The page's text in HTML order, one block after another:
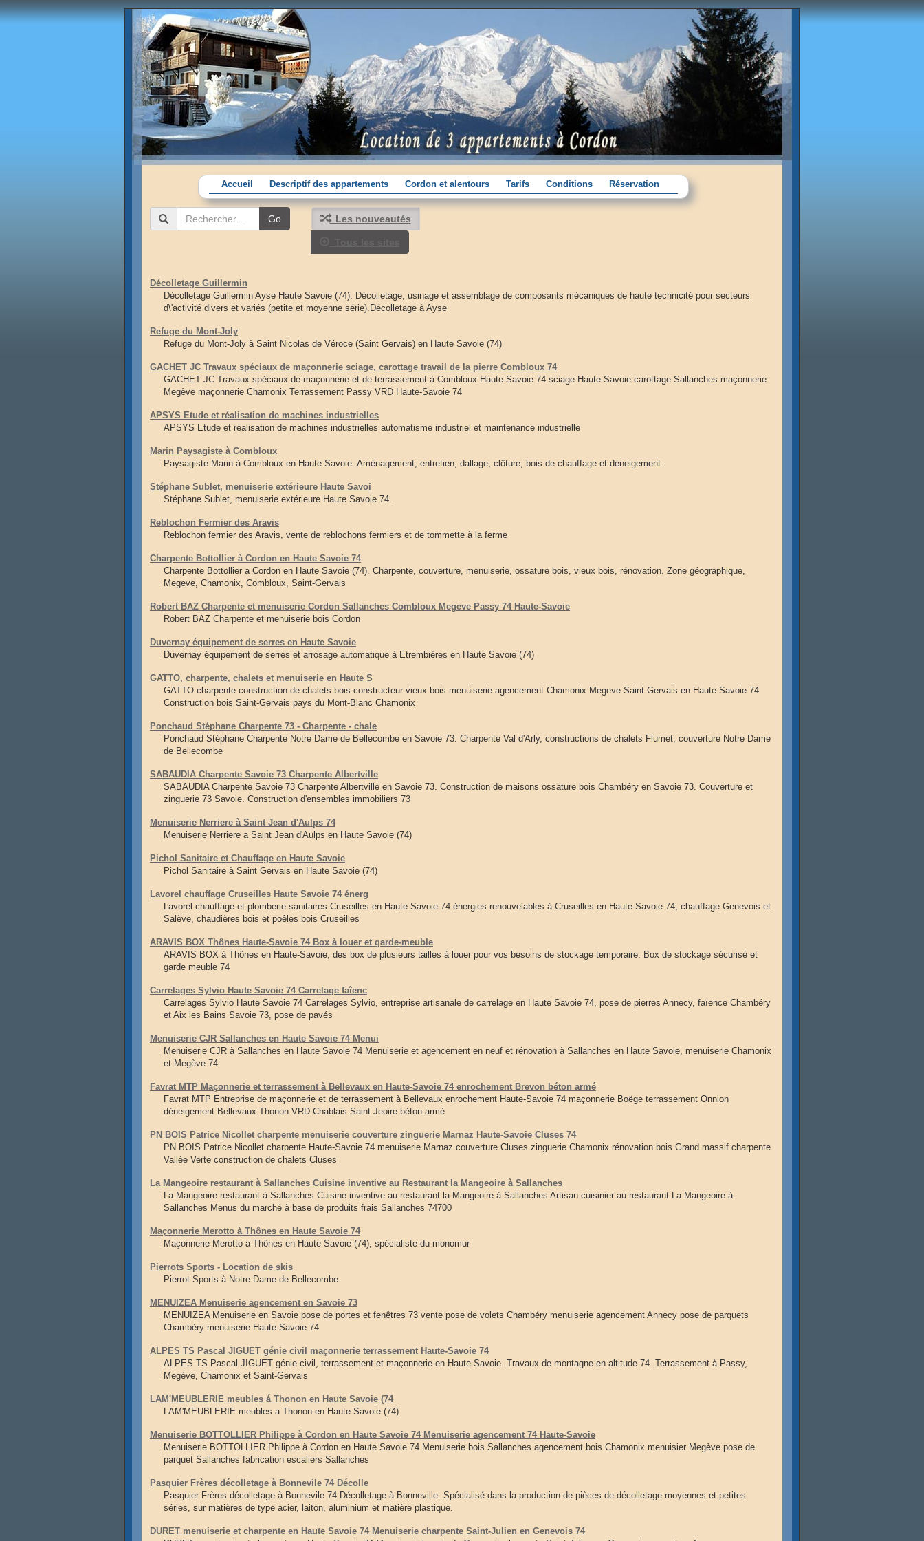
Accueil Descriptif des appartements Cordon et alentours Tarifs Conditions Réservation
Go Les nouveautés
Décolletage Guillermin
Décolletage Guillermin Ayse Haute Savoie (74). Décolletage, usinage et assemblage de composants mécaniques de haute technicité pour secteurs
d\'activité divers et variés (petite et moyenne série).Décolletage à Ayse
Refuge du Mont-Joly
Refuge du Mont-Joly à Saint Nicolas de Véroce (Saint Gervais) en Haute Savoie (74)
GACHET JC Travaux spéciaux de maçonnerie sciage, carottage travail de la pierre Combloux 74
GACHET JC Travaux spéciaux de maçonnerie et de terrassement à Combloux Haute-Savoie 74 sciage Haute-Savoie carottage Sallanches maçonnerie
Megève maçonnerie Chamonix Terrassement Passy VRD Haute-Savoie 74
APSYS Etude et réalisation de machines industrielles
APSYS Etude et réalisation de machines industrielles automatisme industriel et maintenance industrielle
Marin Paysagiste à Combloux
Paysagiste Marin à Combloux en Haute Savoie. Aménagement, entretien, dallage, clôture, bois de chauffage et déneigement.
Stéphane Sublet, menuiserie extérieure Haute Savoi
Stéphane Sublet, menuiserie extérieure Haute Savoie 74.
Reblochon Fermier des Aravis
Reblochon fermier des Aravis, vente de reblochons fermiers et de tommette à la ferme
Charpente Bottollier à Cordon en Haute Savoie 74
Charpente Bottollier a Cordon en Haute Savoie (74). Charpente, couverture, menuiserie, ossature bois, vieux bois, rénovation. Zone géographique,
Megeve, Chamonix, Combloux, Saint-Gervais
Robert BAZ Charpente et menuiserie Cordon Sallanches Combloux Megeve Passy 74 Haute-Savoie
Robert BAZ Charpente et menuiserie bois Cordon
Duvernay équipement de serres en Haute Savoie
Duvernay équipement de serres et arrosage automatique à Etrembières en Haute Savoie (74)
GATTO, charpente, chalets et menuiserie en Haute S
GATTO charpente construction de chalets bois constructeur vieux bois menuiserie agencement Chamonix Megeve Saint Gervais en Haute Savoie 74
Construction bois Saint-Gervais pays du Mont-Blanc Chamonix
Ponchaud Stéphane Charpente 73 - Charpente - chale
Ponchaud Stéphane Charpente Notre Dame de Bellecombe en Savoie 73. Charpente Val d'Arly, constructions de chalets Flumet, couverture Notre Dame
de Bellecombe
SABAUDIA Charpente Savoie 73 Charpente Albertville
SABAUDIA Charpente Savoie 73 Charpente Albertville en Savoie 73. Construction de maisons ossature bois Chambéry en Savoie 73. Couverture et
zinguerie 73 Savoie. Construction d'ensembles immobiliers 73
Menuiserie Nerriere à Saint Jean d'Aulps 74
Menuiserie Nerriere a Saint Jean d'Aulps en Haute Savoie (74)
Pichol Sanitaire et Chauffage en Haute Savoie
Pichol Sanitaire à Saint Gervais en Haute Savoie (74)
Lavorel chauffage Cruseilles Haute Savoie 74 énerg
Lavorel chauffage et plomberie sanitaires Cruseilles en Haute Savoie 74 énergies renouvelables à Cruseilles en Haute-Savoie 74, chauffage Genevois et
Salève, chaudières bois et poêles bois Cruseilles
ARAVIS BOX Thônes Haute-Savoie 74 Box à louer et garde-meuble
ARAVIS BOX à Thônes en Haute-Savoie, des box de plusieurs tailles à louer pour vos besoins de stockage temporaire. Box de stockage sécurisé et
garde meuble 74
Carrelages Sylvio Haute Savoie 74 Carrelage faîenc
Carrelages Sylvio Haute Savoie 74 Carrelages Sylvio, entreprise artisanale de carrelage en Haute Savoie 74, pose de pierres Annecy, faïence Chambéry
et Aix les Bains Savoie 73, pose de pavés
Menuiserie CJR Sallanches en Haute Savoie 74 Menui
Menuiserie CJR à Sallanches en Haute Savoie 74 Menuiserie et agencement en neuf et rénovation à Sallanches en Haute Savoie, menuiserie Chamonix
et Megève 74
Favrat MTP Maçonnerie et terrassement à Bellevaux en Haute-Savoie 74 enrochement Brevon béton armé
Favrat MTP Entreprise de maçonnerie et de terrassement à Bellevaux enrochement Haute-Savoie 74 maçonnerie Boëge terrassement Onnion
déneigement Bellevaux Thonon VRD Chablais Saint Jeoire béton armé
PN BOIS Patrice Nicollet charpente menuiserie couverture zinguerie Marnaz Haute-Savoie Cluses 74
PN BOIS Patrice Nicollet charpente Haute-Savoie 74 menuiserie Marnaz couverture Cluses zinguerie Chamonix rénovation bois Grand massif charpente
Vallée Verte construction de chalets Cluses
La Mangeoire restaurant à Sallanches Cuisine inventive au Restaurant la Mangeoire à Sallanches
La Mangeoire restaurant à Sallanches Cuisine inventive au restaurant la Mangeoire à Sallanches Artisan cuisinier au restaurant La Mangeoire à
Sallanches Menus du marché à base de produits frais Sallanches 74700
Maçonnerie Merotto à Thônes en Haute Savoie 74
Maçonnerie Merotto a Thônes en Haute Savoie (74), spécialiste du monomur
Pierrots Sports - Location de skis
Pierrot Sports à Notre Dame de Bellecombe.
MENUIZEA Menuiserie agencement en Savoie 73
MENUIZEA Menuiserie en Savoie pose de portes et fenêtres 73 vente pose de volets Chambéry menuiserie agencement Annecy pose de parquets
Chambéry menuiserie Haute-Savoie 74
ALPES TS Pascal JIGUET génie civil maçonnerie terrassement Haute-Savoie 74
ALPES TS Pascal JIGUET génie civil, terrassement et maçonnerie en Haute-Savoie. Travaux de montagne en altitude 74. Terrassement à Passy,
Megève, Chamonix et Saint-Gervais
LAM'MEUBLERIE meubles á Thonon en Haute Savoie (74
LAM'MEUBLERIE meubles a Thonon en Haute Savoie (74)
Menuiserie BOTTOLLIER Philippe à Cordon en Haute Savoie 74 Menuiserie agencement 74 Haute-Savoie
Menuiserie BOTTOLLIER Philippe à Cordon en Haute Savoie 74 Menuiserie bois Sallanches agencement bois Chamonix menuisier Megève pose de
parquet Sallanches fabrication escaliers Sallanches
Pasquier Frères décolletage à Bonnevile 74 Décolle
Pasquier Frères décolletage à Bonnevile 74 Décolletage à Bonneville. Spécialisé dans la production de pièces de décolletage moyennes et petites
séries, sur matières de type acier, laiton, aluminium et matière plastique.
DURET menuiserie et charpente en Haute Savoie 74 Menuiserie charpente Saint-Julien en Genevois 74